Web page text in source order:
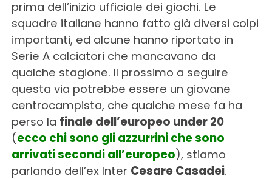
prima dell’inizio ufficiale dei giochi. Le
squadre italiane hanno fatto già diversi colpi
importanti, ed alcune hanno riportato in
Serie A calciatori che mancavano da
qualche stagione. Il prossimo a seguire
questa via potrebbe essere un giovane
centrocampista, che qualche mese fa ha
perso la finale dell’europeo under 20
(ecco chi sono gli azzurrini che sono
arrivati secondi all’europeo), stiamo
parlando dell’ex Inter Cesare Casadei.